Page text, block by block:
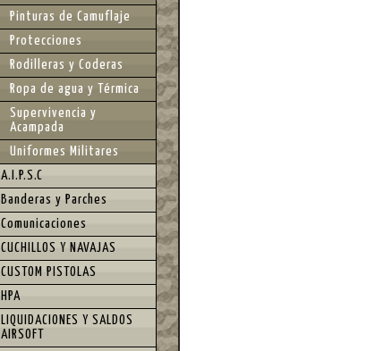
Pinturas de Camuflaje
Protecciones
Rodilleras y Coderas
Ropa de agua y Térmica
Supervivencia y
Acampada
Uniformes Militares
A.I.P.S.C
Banderas y Parches
Comunicaciones
CUCHILLOS Y NAVAJAS
CUSTOM PISTOLAS
HPA
LIQUIDACIONES Y SALDOS
AIRSOFT